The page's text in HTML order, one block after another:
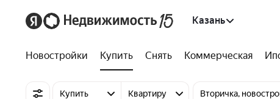
Казань
Новостройки Купить Снять Коммерческая
Купить Квартиру Вторичка,